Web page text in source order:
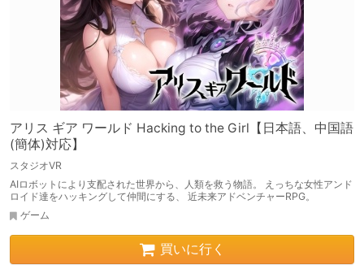
アリス ギア ワールド Hacking to the Girl【日本語、中国語
(簡体)対応】
スタジオVR
AIロボットにより支配された世界から、人類を救う物語。 えっちな女性アンド
ロイド達をハッキングして仲間にする、 近未来アドベンチャーRPG。
ゲーム
買いに行く